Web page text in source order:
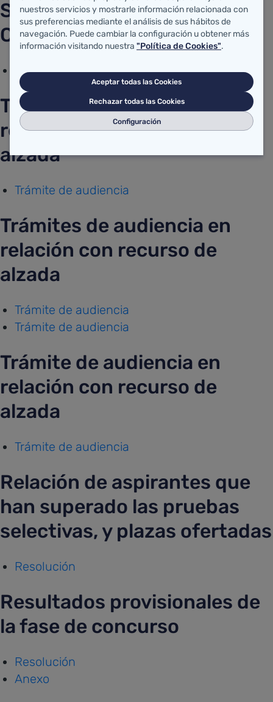
Superior de Justicia de
Cantabria
Trámite de audiencia
Trámite de audiencia en
relación con recurso de
alzada
Trámite de audiencia
Trámites de audiencia en
relación con recurso de
alzada
Trámite de audiencia
Trámite de audiencia
Trámite de audiencia en
relación con recurso de
alzada
Trámite de audiencia
Relación de aspirantes que
han superado las pruebas
selectivas, y plazas ofertadas
Resolución
Resultados provisionales de
la fase de concurso
Resolución
Anexo
nuestros servicios y mostrarle información relacionada con
sus preferencias mediante el análisis de sus hábitos de
navegación. Puede cambiar la configuración u obtener más
información visitando nuestra "Política de Cookies".
Aceptar todas las Cookies
Rechazar todas las Cookies
Configuración